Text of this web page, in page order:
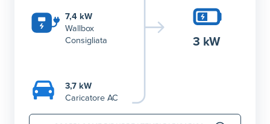
7,4 kW
Wallbox
Consigliata
3,7 kW
Caricatore AC
3 kW